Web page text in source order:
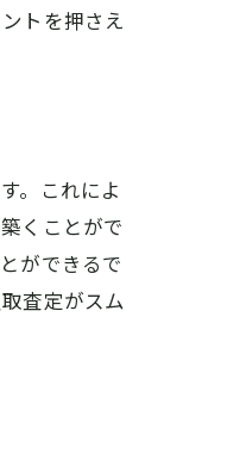
トを押さえ
。これによ
くことがで
ができるで
査定がスム